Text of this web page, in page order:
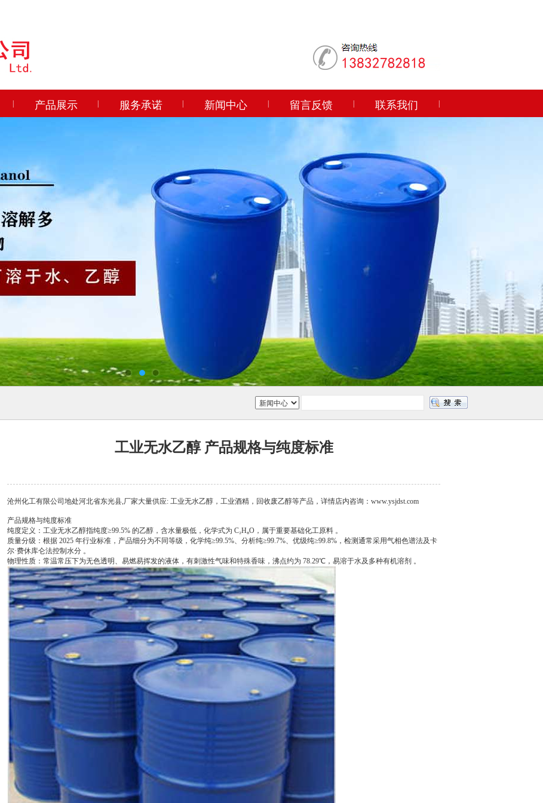
产品展示 服务承诺 新闻中心 留言反馈 联系我们
工业无水乙醇 产品规格与纯度标准
沧州化工有限公司地处河北省东光县,厂家大量供应: 工业无水乙醇，工业酒精，回收废乙醇等产品，详情店内咨询：www.ysjdst.com
产品规格与纯度标准
‌纯度定义‌：工业无水乙醇指纯度≥99.5% 的乙醇，含水量极低，化学式为 C₂H₆O，属于重要基础化工原料 。‌
‌质量分级‌：根据 2025 年行业标准，产品细分为不同等级，化学纯≥99.5%、分析纯≥99.7%、优级纯≥99.8%，检测通常采用气相色谱法及卡
尔·费休库仑法控制水分 。‌
‌物理性质‌：常温常压下为无色透明、易燃易挥发的液体，有刺激性气味和特殊香味，沸点约为 78.29℃，易溶于水及多种有机溶剂 。‌